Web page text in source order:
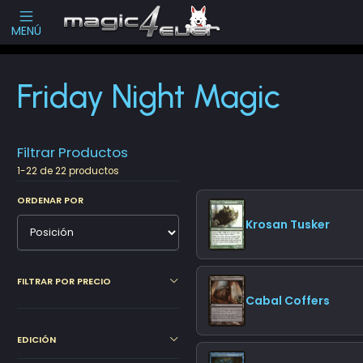
MENÚ
Inicio Cartas Sueltas Magic Promos
Friday Night Magic
Filtrar Productos
1-22 de 22 productos
ORDENAR POR
FILTRAR POR PRECIO
EDICIÓN
Krosan Tusker
Cabal Coffers